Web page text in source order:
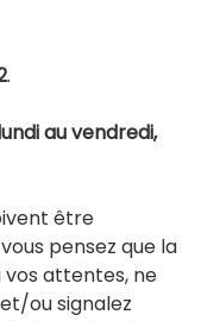
.
au vendredi,
être
pensez que la
attentes, ne
ou signalez